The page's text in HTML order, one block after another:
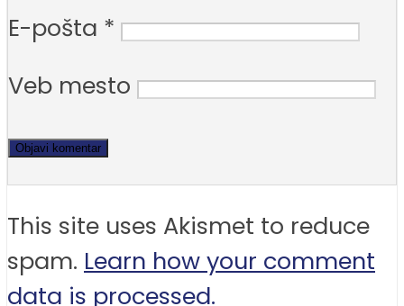
E-pošta *
Veb mesto
This site uses Akismet to reduce
spam. Learn how your comment
data is processed.